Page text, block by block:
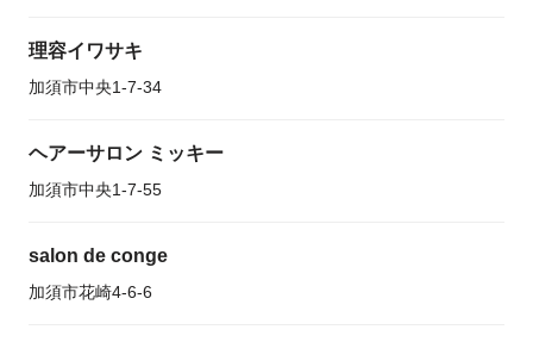
理容イワサキ
加須市中央1-7-34
ヘアーサロン ミッキー
加須市中央1-7-55
salon de conge
加須市花崎4-6-6